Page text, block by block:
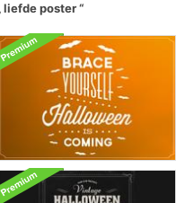
liefde poster